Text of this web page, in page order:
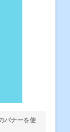
バナーを使